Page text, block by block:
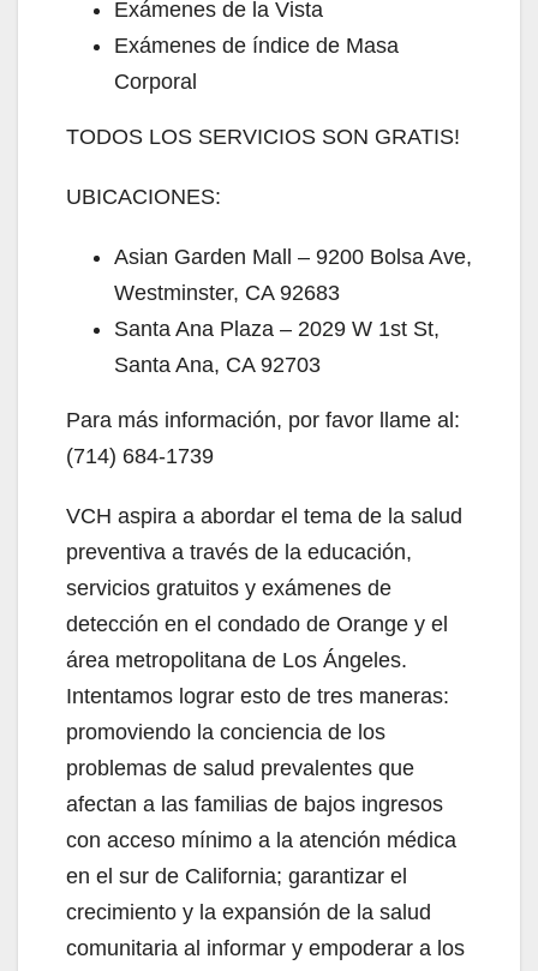
d
e
Exámenes de la Vista
Exámenes de índice de Masa
Corporal
TODOS LOS SERVICIOS SON GRATIS!
UBICACIONES:
Asian Garden Mall – 9200 Bolsa Ave,
Westminster, CA 92683
Santa Ana Plaza – 2029 W 1st St,
Santa Ana, CA 92703
Para más información, por favor llame al:
(714) 684-1739
VCH aspira a abordar el tema de la salud
preventiva a través de la educación,
servicios gratuitos y exámenes de
detección en el condado de Orange y el
área metropolitana de Los Ángeles.
Intentamos lograr esto de tres maneras:
promoviendo la conciencia de los
problemas de salud prevalentes que
afectan a las familias de bajos ingresos
con acceso mínimo a la atención médica
en el sur de California; garantizar el
crecimiento y la expansión de la salud
comunitaria al informar y empoderar a los